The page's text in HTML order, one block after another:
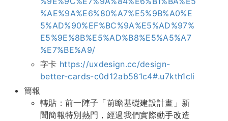
%AE%9A%E6%80%A7%E5%9B%A0%E
5%AD%90%EF%BC%9A%E5%AD%97%
E5%9E%8B%E5%AD%B8%E5%A5%A7
%E7%BE%A9/
字卡 https://uxdesign.cc/design-
better-cards-c0d12ab581c4#.u7kth1cli
簡報
轉貼：前一陣子「前瞻基礎建設計畫」新
聞簡報特別熱門，經過我們實際動手改造